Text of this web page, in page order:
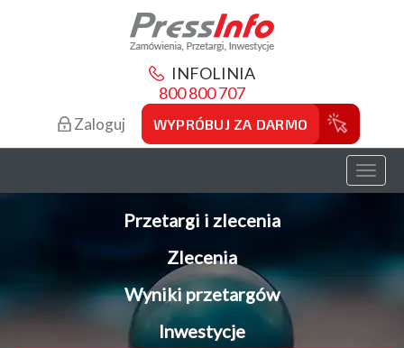
INFOLINIA
800 800 707
Zaloguj WYPRÓBUJ ZA DARMO
Toggle
Przetargi i zlecenia
Zlecenia
Wyniki przetargów
Inwestycje